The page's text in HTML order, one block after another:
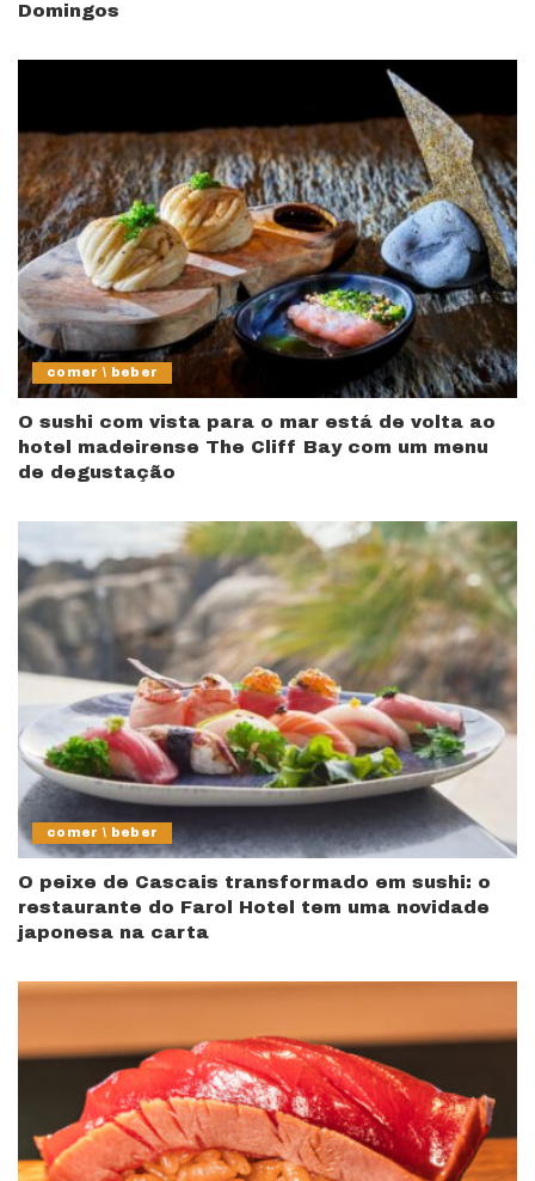
Domingos
comer \ beber
O sushi com vista para o mar está de volta ao
hotel madeirense The Cliff Bay com um menu
de degustação
comer \ beber
O peixe de Cascais transformado em sushi: o
restaurante do Farol Hotel tem uma novidade
japonesa na carta